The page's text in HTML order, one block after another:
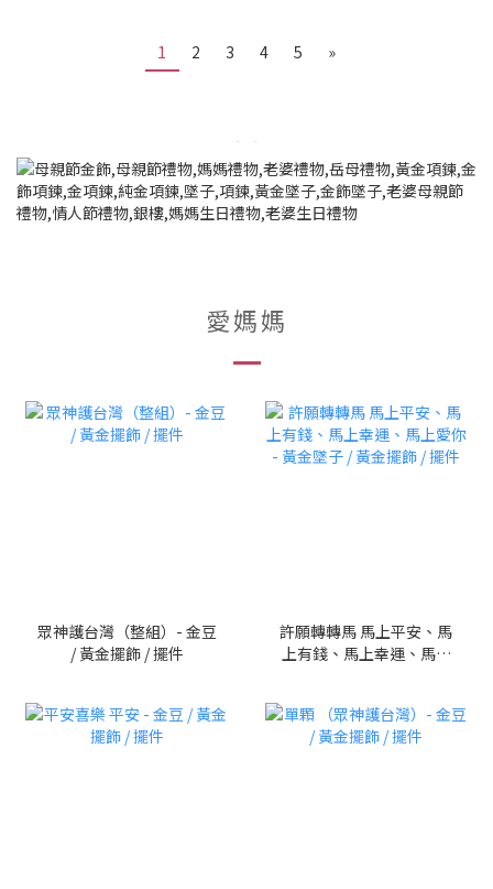
1 2 3 4 5 »
愛媽媽
眾神護台灣（整組）- 金豆
/ 黃金擺飾 / 擺件
許願轉轉馬 馬上平安、馬
上有錢、馬上幸運、馬上